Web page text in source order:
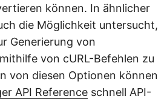
können. In ähnlicher
die Möglichkeit untersucht,
Generierung von
von cURL-Befehlen zu
von diesen Optionen können
API Reference schnell API-